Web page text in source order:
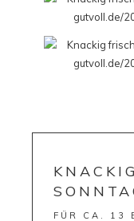
FÜR CA. 13